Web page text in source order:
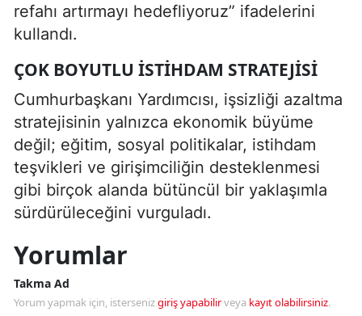
refahı artırmayı hedefliyoruz” ifadelerini
kullandı.
ÇOK BOYUTLU ISTIHDAM STRATEJISI
Cumhurbaşkanı Yardımcısı, işsizliği azaltma
stratejisinin yalnızca ekonomik büyüme
değil; eğitim, sosyal politikalar, istihdam
teşvikleri ve girişimciliğin desteklenmesi
gibi birçok alanda bütüncül bir yaklaşımla
sürdürüleceğini vurguladı.
Yorumlar
Takma Ad
Yorum yapmak için, istersenizgiriş yapabilirveya kayıt olabilirsiniz.